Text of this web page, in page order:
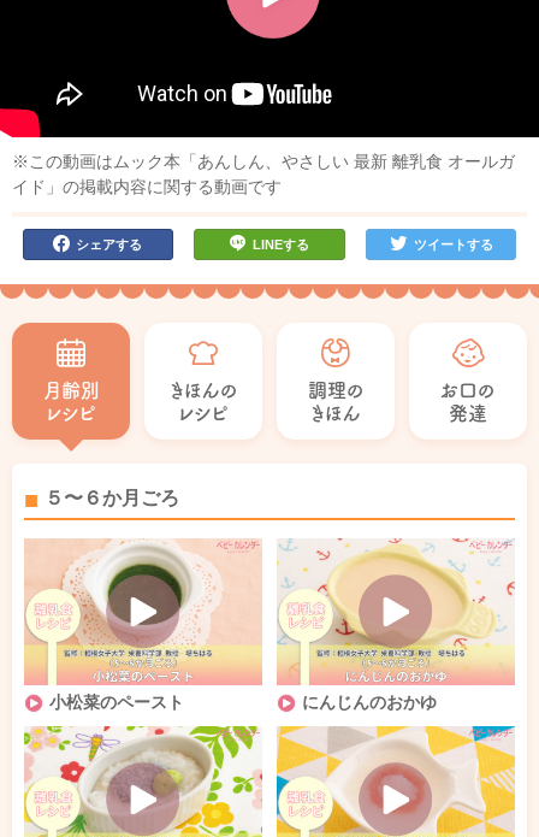
※この動画はムック本「あんしん、やさしい 最新 離乳食 オールガ
イド」の掲載内容に関する動画です
シェアする LINEする ツイートする
月齢別
レシピ
きほんの
レシピ
調理の
きほん
お口の
発達
５〜６か月ごろ
小松菜のペースト にんじんのおかゆ